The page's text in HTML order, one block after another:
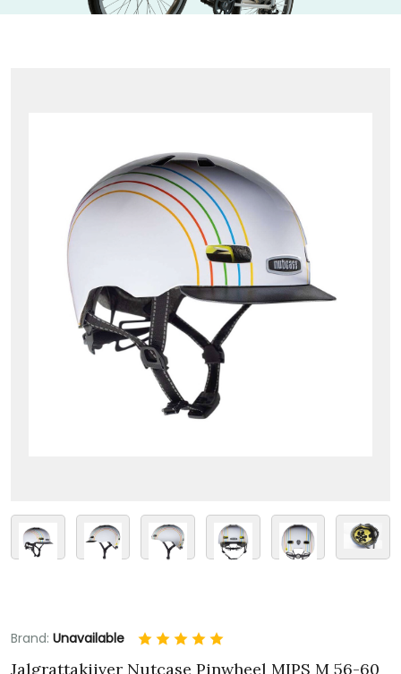
Brand: Unavailable
Jalgrattakiiver Nutcase Pinwheel MIPS M 56-60